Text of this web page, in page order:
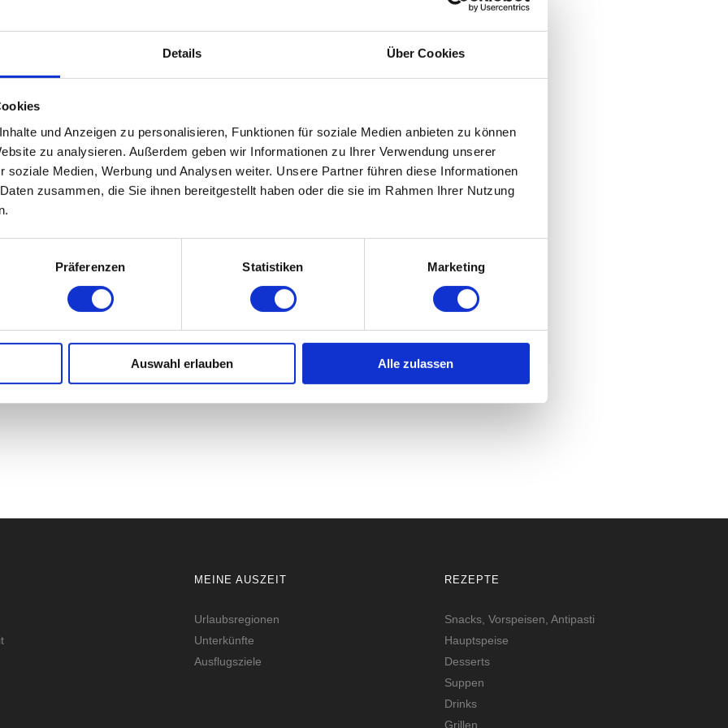
Details Über Cookies
und Anzeigen zu personalisieren, Funktionen für soziale Medien anbieten zu können
zu analysieren. Außerdem geben wir Informationen zu Ihrer Verwendung unserer
soziale Medien, Werbung und Analysen weiter. Unsere Partner führen diese Informationen
zusammen, die Sie ihnen bereitgestellt haben oder die sie im Rahmen Ihrer Nutzung
Präferenzen Statistiken Marketing
Auswahl erlauben Alle zulassen
MEINE AUSZEIT
Urlaubsregionen
Unterkünfte
Ausflugsziele
REZEPTE
Snacks, Vorspeisen, Antipasti
Hauptspeise
Desserts
Suppen
Drinks
Grillen